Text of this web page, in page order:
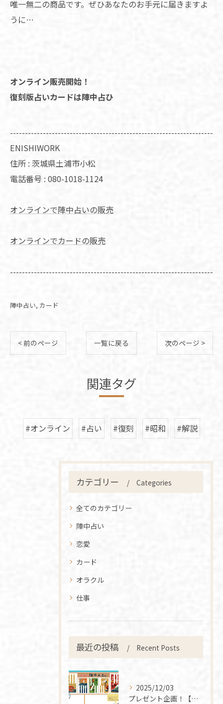
唯一無二の商品です。ぜひあなたのお手元に届きますよ
うに…
オンライン販売開始！
復刻版占いカードは陣中占ひ
--------------------------------------------------------------------
ENISHIWORK
住所 : 茨城県土浦市小松
電話番号 : 080-1018-1124
オンラインで陣中占いの販売
オンラインでカードの販売
--------------------------------------------------------------------
陣中占い カード
< 前のページ 一覧に戻る 次のページ >
関連タグ
#オンライン #占い #復刻 #昭和 #解説
カテゴリー Categories
全てのカテゴリー
陣中占い
恋愛
カード
オラクル
仕事
最近の投稿 Recent Posts
2025/12/03
プレゼント企画！【陣中占ひお買い上げの方へ】